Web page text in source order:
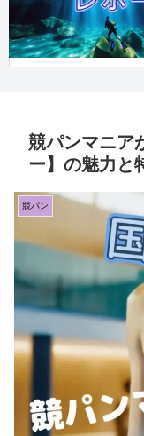
競パンマニア
ー】の魅力と
競パン